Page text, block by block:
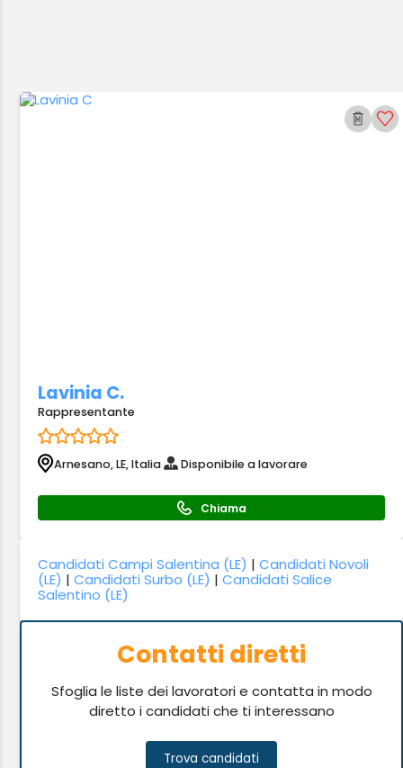
Lavinia C.
Rappresentante
Arnesano, LE, Italia Disponibile a lavorare
Chiama
Candidati Campi Salentina (LE) |Candidati Novoli
(LE) |Candidati Surbo (LE) |Candidati Salice
Salentino (LE)
Contatti diretti
Sfoglia le liste dei lavoratori e contatta in modo
diretto i candidati che ti interessano
Trova candidati